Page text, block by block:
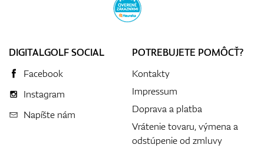
DIGITALGOLF SOCIAL
Facebook
Instagram
Napíšte nám
POTREBUJETE POMÔCŤ?
Kontakty
Impressum
Doprava a platba
Vrátenie tovaru, výmena a
odstúpenie od zmluvy